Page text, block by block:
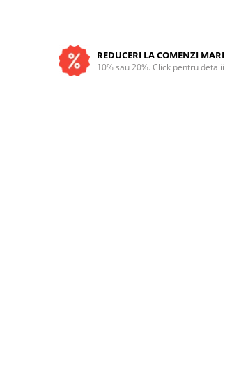
REDUCERI LA COMENZI MARI
10% sau 20%. Click pentru detalii